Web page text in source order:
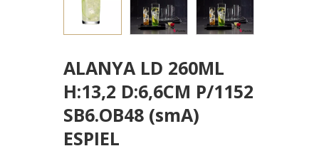
ALANYA LD 260ML
H:13,2 D:6,6CM P/1152
SB6.OB48 (smA)
ESPIEL